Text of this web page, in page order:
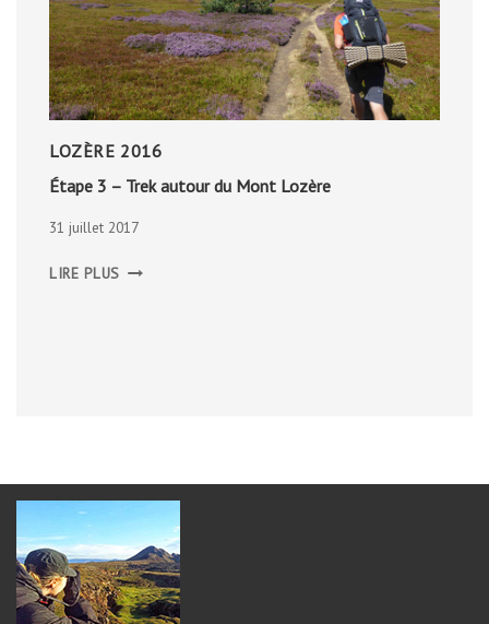
LOZÈRE 2016
Étape 3 – Trek autour du Mont Lozère
31 juillet 2017
LIRE PLUS